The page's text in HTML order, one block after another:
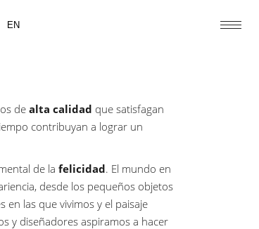
EN
de alta calidad que satisfagan
contribuyan a lograr un
de la felicidad. El mundo en
desde los pequeños objetos
en las que vivimos y el paisaje
y diseñadores aspiramos a hacer